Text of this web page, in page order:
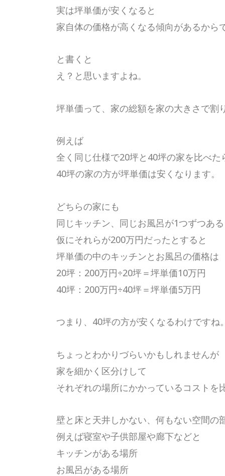
実は坪単価が安くなると
家自体の価格が高くなる傾向があるからで
と書くと
え？と思いますよね。
坪単価って、家の総額を家の大きさで割
例えば
全く同じ仕様で20坪と40坪の家を比べた
40坪の家の方が坪単価は安くなります。
どちらの家にも
同じキッチン、同じお風呂が1つずつあ
仮にそれらが200万円だったとすると
坪単価の中のキッチンとお風呂の価格は
20坪：200万円÷20坪＝坪単価10万円
40坪：200万円÷40坪＝坪単価5万円
つまり、40坪の方が安くなるわけですね。
ちょっとわかりづらいかもしれませんが
家を細かく区分けして
それぞれの場所にかかっているコストを
壁と床と天井しかない、何もない空間の
例えば寝室や子供部屋や廊下などと
キッチンがある場所
お風呂がある場所